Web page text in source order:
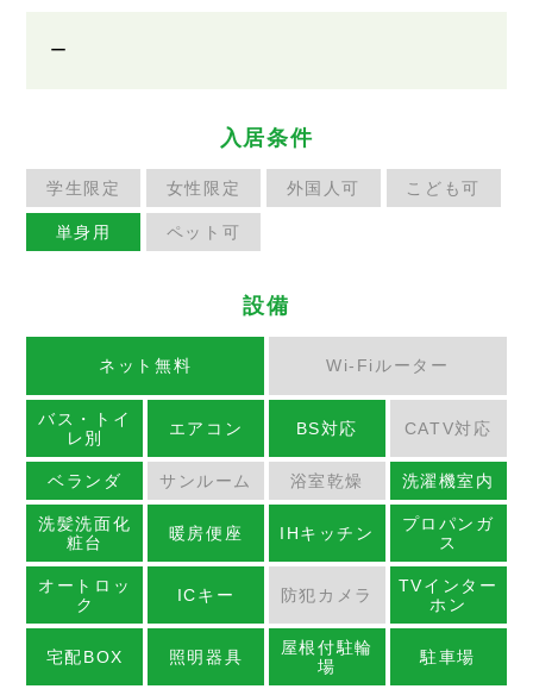
ー
入居条件
学生限定 女性限定 外国人可 こども可
単身用 ペット可
設備
ネット無料 Wi-Fiルーター
バス・トイ
レ別
エアコン BS対応 CATV対応
ベランダ サンルーム 浴室乾燥 洗濯機室内
洗髪洗面化
粧台
暖房便座 IHキッチン
プロパンガ
ス
オートロッ
ク
ICキー 防犯カメラ
TVインター
ホン
宅配BOX 照明器具
屋根付駐輪
場
駐車場